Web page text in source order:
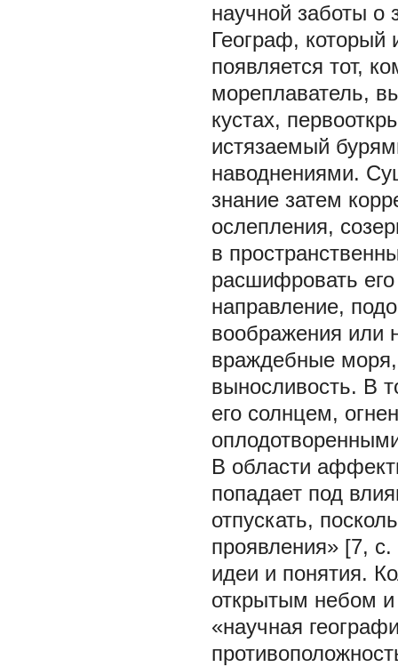
научной заботы о
Географ, который
появляется тот,
мореплаватель,
кустах,
истязаемый
наводнениями.
знание затем
ослепления,
в
расшифровать
направление,
воображения или
враждебные
выносливость. В
его солнцем,
В области
попадает под
отпускать,
проявления» [7,
идеи и понятия.
открытым небом и
«научная